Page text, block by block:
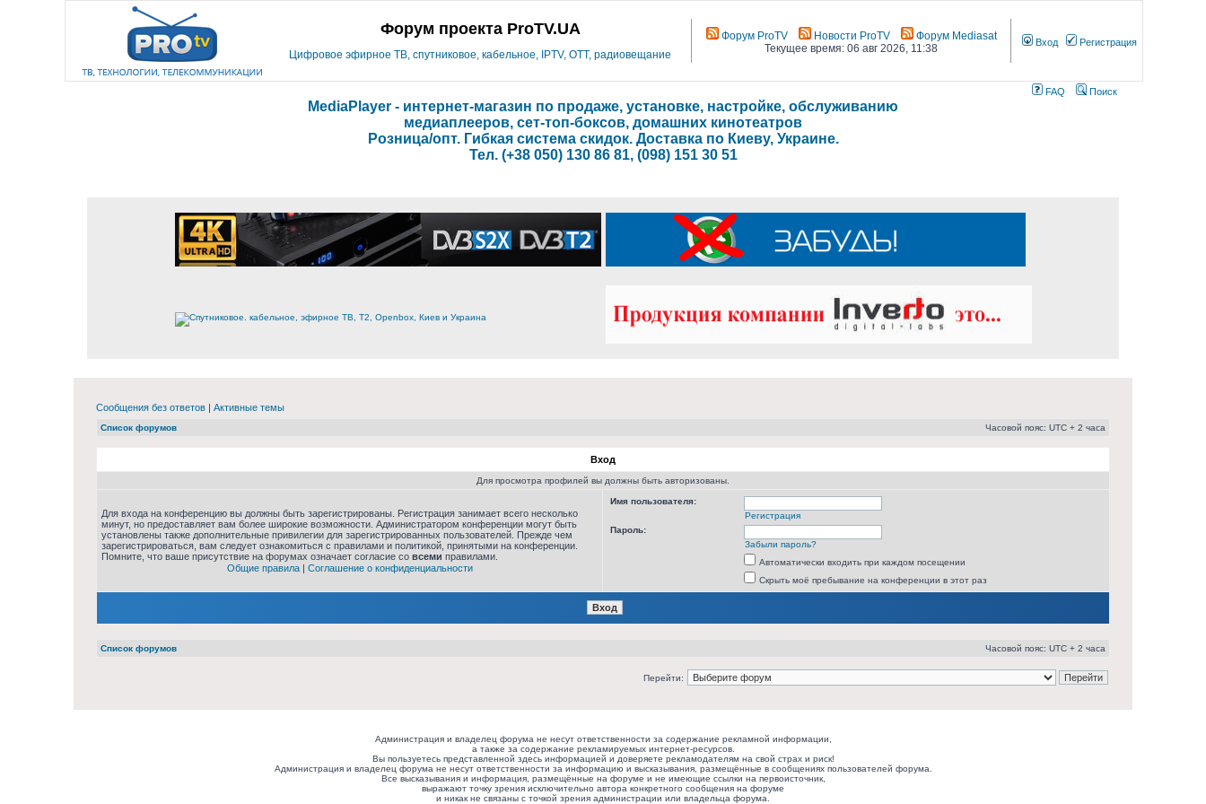
Форум проекта ProTV.UA
Цифровое эфирное ТВ, спутниковое, кабельное, IPTV, OTT, радиовещание
Форум ProTV Новости ProTV
Форум Mediasat
Текущее время: 06 авг 2026, 11:38
Вход Регистрация
FAQ Поиск
MediaPlayer - интернет-магазин по продаже, установке, настройке, обслуживанию
медиаплееров, сет-топ-боксов, домашних кинотеатров
Розница/опт. Гибкая система скидок. Доставка по Киеву, Украине.
Тел. (+38 050) 130 86 81, (098) 151 30 51
Сообщения без ответов | Активные темы
Список форумов Часовой пояс: UTC + 2 часа
Вход
Для просмотра профилей вы должны быть авторизованы.
Для входа на конференцию вы должны быть зарегистрированы. Регистрация занимает всего несколько
минут, но предоставляет вам более широкие возможности. Администратором конференции могут быть
установлены также дополнительные привилегии для зарегистрированных пользователей. Прежде чем
зарегистрироваться, вам следует ознакомиться с правилами и политикой, принятыми на конференции.
Помните, что ваше присутствие на форумах означает согласие со всеми правилами.
Общие правила| Соглашение о конфиденциальности
Имя пользователя:
Регистрация
Пароль:
Забыли пароль?
Автоматически входить при каждом посещении
Скрыть моё пребывание на конференции в этот раз
Список форумов Часовой пояс: UTC + 2 часа
Перейти:
Администрация и владелец форума не несут ответственности за содержание рекламной информации,
а также за содержание рекламируемых интернет-ресурсов.
Вы пользуетесь представленной здесь информацией и доверяете рекламодателям на свой страх и риск!
Администрация и владелец форума не несут ответственности за информацию и высказывания, размещённые в сообщениях пользователей форума.
Все высказывания и информация, размещённые на форуме и не имеющие ссылки на первоисточник,
выражают точку зрения исключительно автора конкретного сообщения на форуме
и никак не связаны с точкой зрения администрации или владельца форума.